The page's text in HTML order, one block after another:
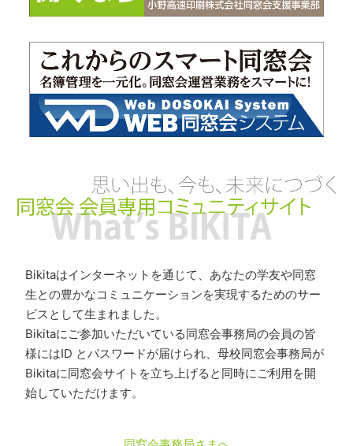
Bikitaはインターネットを通じて、あなたの学友や同窓
生との豊かなコミュニケーションを実現するためのサー
ビスとして生まれました。
Bikitaにご参加いただいている同窓会事務局の会員の皆
様にはID とパスワードが届けられ、母校同窓会事務局が
Bikitaに同窓会サイトを立ち上げると同時にご利用を開
始していただけます。